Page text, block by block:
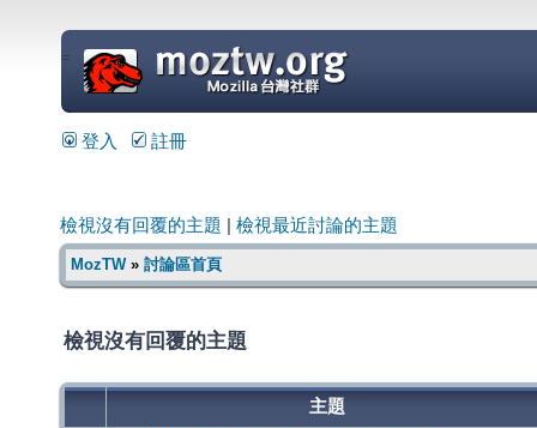
=
登入 註冊
檢視沒有回覆的主題 檢視最近討論的主題
MozTW» 討論區首頁
檢視沒有回覆的主題
主題